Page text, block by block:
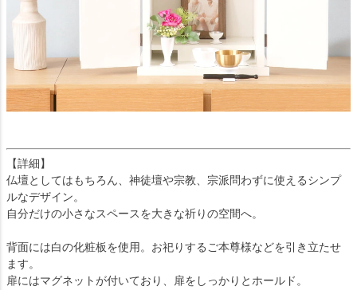
【詳細】
仏壇としてはもちろん、神徒壇や宗教、宗派問わずに使えるシンプ
ルなデザイン。
自分だけの小さなスペースを大きな祈りの空間へ。
背面には白の化粧板を使用。お祀りするご本尊様などを引き立たせ
ます。
扉にはマグネットが付いており、扉をしっかりとホールド。